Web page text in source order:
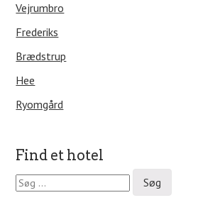
Vejrumbro
Frederiks
Brædstrup
Hee
Ryomgård
Find et hotel
S
ø